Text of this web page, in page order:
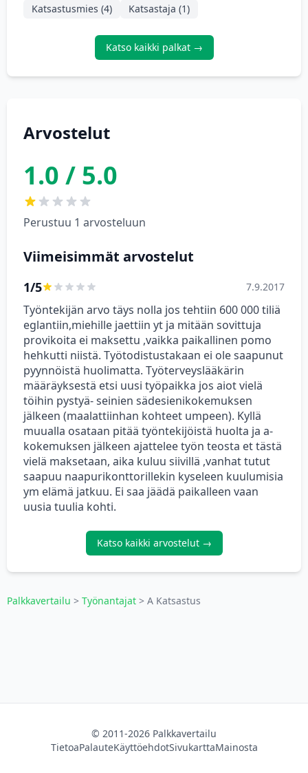
Katsastusmies (4) Katsastaja (1)
Katso kaikki palkat →
Arvostelut
1.0 / 5.0
Perustuu 1 arvosteluun
Viimeisimmät arvostelut
1/5 7.9.2017
Työntekijän arvo täys nolla jos tehtiin 600 000 tiliä
eglantiin,miehille jaettiin yt ja mitään sovittuja
provikoita ei maksettu ,vaikka paikallinen pomo
hehkutti niistä. Työtodistustakaan ei ole saapunut
pyynnöistä huolimatta. Työterveyslääkärin
määräyksestä etsi uusi työpaikka jos aiot vielä
töihin pystyä- seinien sädesienikokemuksen
jälkeen (maalattiinhan kohteet umpeen). Kyllä
muualla osataan pitää työntekijöistä huolta ja a-
kokemuksen jälkeen ajattelee työn teosta et tästä
vielä maksetaan, aika kuluu siivillä ,vanhat tutut
saapuu naapurikonttorillekin kyseleen kuulumisia
ym elämä jatkuu. Ei saa jäädä paikalleen vaan
uusia tuulia kohti.
Katso kaikki arvostelut →
Palkkavertailu > Työnantajat > A Katsastus
© 2011-2026 Palkkavertailu
TietoaPalauteKäyttöehdotSivukarttaMainosta